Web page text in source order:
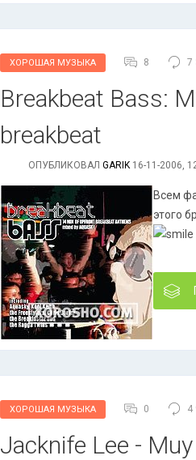
ХОРОШАЯ МУЗЫКА 8 7
Breakbeat Bass:
breakbeat
ОПУБЛИКОВАЛ GARIK 16-11-2006,
Всем
этого
ХОРОШАЯ МУЗЫКА 0 4
Jacknife Lee -